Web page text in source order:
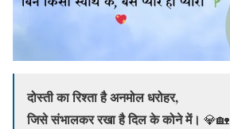
दोस्ती का रिश्ता है अनमोल धरोहर,
जिसे संभालकर रखा है दिल के कोने में। 💎🏡